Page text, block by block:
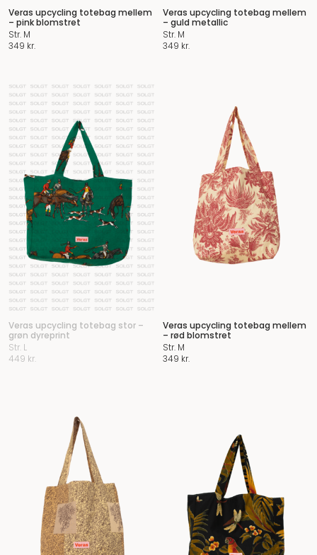
Veras upcycling totebag mellem
– pink blomstret
Str. M
349 kr.
Veras upcycling totebag mellem
– guld metallic
Str. M
349 kr.
Veras upcycling totebag stor –
grøn dyreprint
Str. L
449 kr.
Veras upcycling totebag mellem
– rød blomstret
Str. M
349 kr.